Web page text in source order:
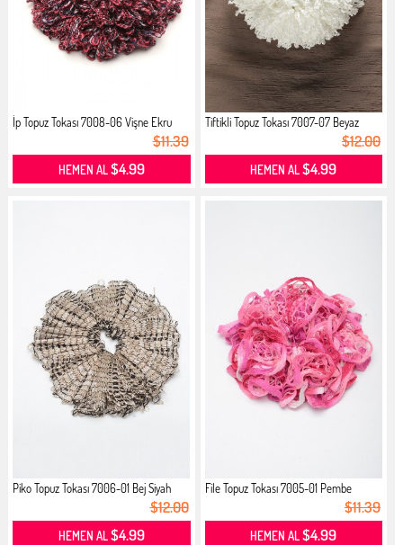
İp Topuz Tokası 7008-06 Vişne Ekru
$11.39
HEMEN AL$4.99
Tiftikli Topuz Tokası 7007-07 Beyaz
$12.00
HEMEN AL$4.99
Piko Topuz Tokası 7006-01 Bej Siyah
$12.00
HEMEN AL$4.99
File Topuz Tokası 7005-01 Pembe
$11.39
HEMEN AL$4.99